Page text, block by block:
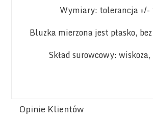
Wymiary: tolerancja +/-
Bluzka mierzona jest płasko,
Skład surowcowy:
Opinie Klientów